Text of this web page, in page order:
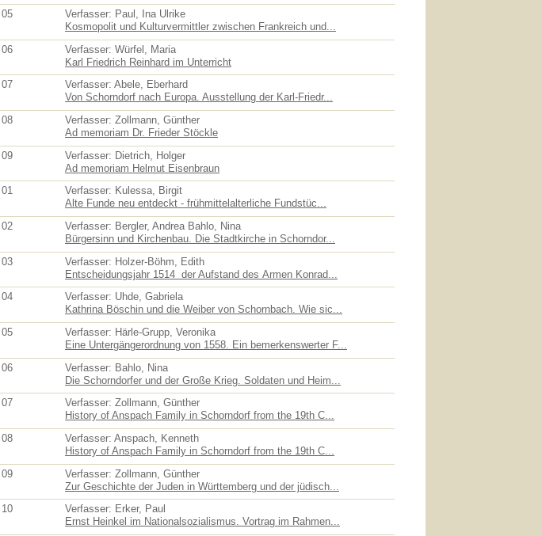
05
Verfasser: Paul, Ina Ulrike
Kosmopolit und Kulturvermittler zwischen Frankreich und...
06
Verfasser: Würfel, Maria
Karl Friedrich Reinhard im Unterricht
07
Verfasser: Abele, Eberhard
Von Schorndorf nach Europa. Ausstellung der Karl-Friedr...
08
Verfasser: Zollmann, Günther
Ad memoriam Dr. Frieder Stöckle
09
Verfasser: Dietrich, Holger
Ad memoriam Helmut Eisenbraun
01
Verfasser: Kulessa, Birgit
Alte Funde neu entdeckt - frühmittelalterliche Fundstüc...
02
Verfasser: Bergler, Andrea Bahlo, Nina
Bürgersinn und Kirchenbau. Die Stadtkirche in Schorndor...
03
Verfasser: Holzer-Böhm, Edith
Entscheidungsjahr 1514  der Aufstand des Armen Konrad...
04
Verfasser: Uhde, Gabriela
Kathrina Böschin und die Weiber von Schornbach. Wie sic...
05
Verfasser: Härle-Grupp, Veronika
Eine Untergängerordnung von 1558. Ein bemerkenswerter F...
06
Verfasser: Bahlo, Nina
Die Schorndorfer und der Große Krieg. Soldaten und Heim...
07
Verfasser: Zollmann, Günther
History of Anspach Family in Schorndorf from the 19th C...
08
Verfasser: Anspach, Kenneth
History of Anspach Family in Schorndorf from the 19th C...
09
Verfasser: Zollmann, Günther
Zur Geschichte der Juden in Württemberg und der jüdisch...
10
Verfasser: Erker, Paul
Ernst Heinkel im Nationalsozialismus. Vortrag im Rahmen...